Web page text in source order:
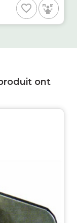
favorite_border
ont